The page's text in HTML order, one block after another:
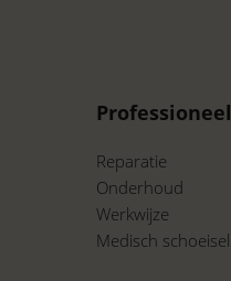
Professioneel
Reparatie
Onderhoud
Werkwijze
Medisch schoeisel